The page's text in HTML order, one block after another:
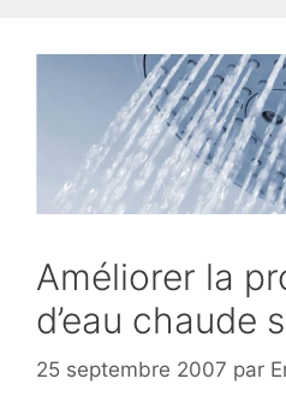
Améliorer la
d’eau chaude
25 septembre 2007 par